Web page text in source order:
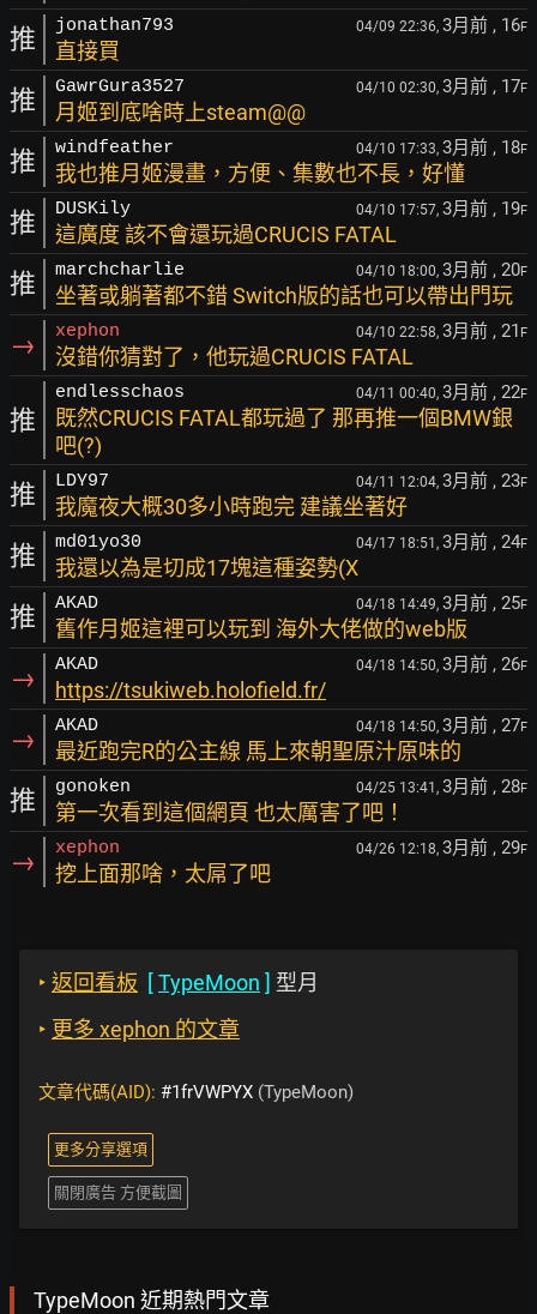
推 jonathan793 04/09 22:36, 3月前 , 16F
直接買
推 GawrGura3527 04/10 02:30, 3月前 , 17F
月姬到底啥時上steam@@
推 windfeather 04/10 17:33, 3月前 , 18F
我也推月姬漫畫，方便、集數也不長，好懂
推 DUSKily 04/10 17:57, 3月前 , 19F
這廣度 該不會還玩過CRUCIS FATAL
推 marchcharlie 04/10 18:00, 3月前 , 20F
坐著或躺著都不錯 Switch版的話也可以帶出門玩
→ xephon 04/10 22:58, 3月前 , 21 F
沒錯你猜對了，他玩過CRUCIS FATAL
推
endlesschaos 04/11 00:40, 3月前 , 22F
既然CRUCIS FATAL都玩過了 那再推一個BMW銀
吧(?)
推 LDY97 04/11 12:04, 3月前 , 23F
我魔夜大概30多小時跑完 建議坐著好
推 md01yo30 04/17 18:51, 3月前 , 24F
我還以為是切成17塊這種姿勢(X
推 AKAD 04/18 14:49, 3月前 , 25F
舊作月姬這裡可以玩到 海外大佬做的web版
→ AKAD 04/18 14:50, 3月前 , 26F
https://tsukiweb.holofield.fr/
→ AKAD 04/18 14:50, 3月前 , 27F
最近跑完R的公主線 馬上來朝聖原汁原味的
推 gonoken 04/25 13:41, 3月前 , 28F
第一次看到這個網頁 也太厲害了吧！
→ xephon 04/26 12:18, 3月前 , 29F
挖上面那啥，太屌了吧
‣ 返回看板 [TypeMoon ] 型月
‣ 更多 xephon 的文章
文章代碼(AID): #1frVWPYX (TypeMoon)
更多分享選項
關閉廣告 方便截圖
TypeMoon 近期熱門文章